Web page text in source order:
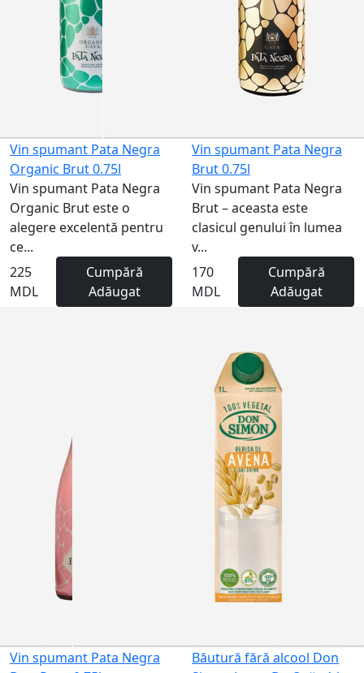
Vin spumant Pata Negra
Organic Brut 0.75l
Vin spumant Pata Negra
Organic Brut este o
alegere excelentă pentru
ce...
225
MDL
Cumpără
Adăugat
Vin spumant Pata Negra
Brut 0.75l
Vin spumant Pata Negra
Brut – aceasta este
clasicul genului în lumea
v...
170
MDL
Cumpără
Adăugat
Vin spumant Pata Negra
Băutură fără alcool Don